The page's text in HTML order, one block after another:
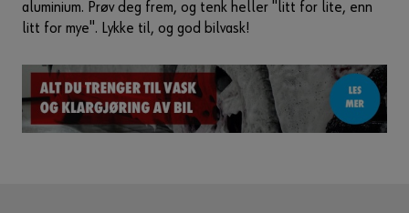
aluminium. Prøv deg frem, og tenk heller "litt for lite, enn
litt for mye". Lykke til, og god bilvask!